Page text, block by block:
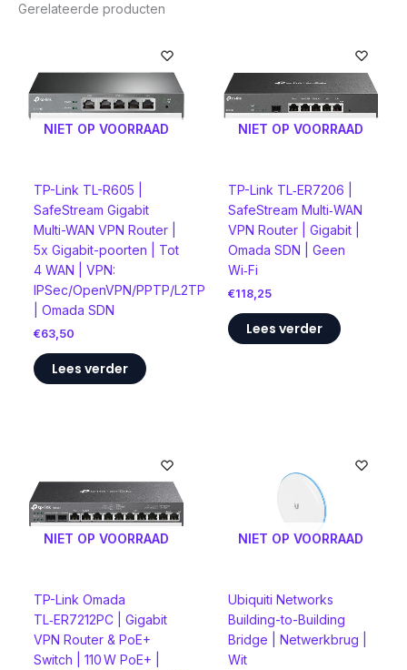
Gerelateerde producten
NIET OP VOORRAAD
TP-Link TL-R605 |
SafeStream Gigabit
Multi-WAN VPN Router |
5x Gigabit-poorten | Tot
4 WAN | VPN:
IPSec/OpenVPN/PPTP/L2TP
| Omada SDN
€63,50
Lees verder
NIET OP VOORRAAD
TP-Link TL‑ER7206 |
SafeStream Multi‑WAN
VPN Router | Gigabit |
Omada SDN | Geen
Wi‑Fi
€118,25
Lees verder
NIET OP VOORRAAD
TP-Link Omada
TL‑ER7212PC | Gigabit
VPN Router & PoE+
Switch | 110 W PoE+ |
NIET OP VOORRAAD
Ubiquiti Networks
Building-to-Building
Bridge | Netwerkbrug |
Wit